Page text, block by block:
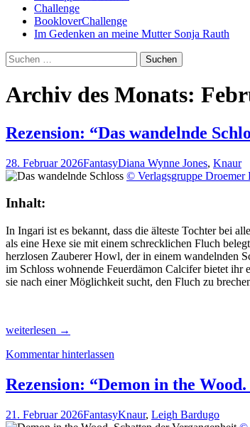
Challenge
BookloverChallenge
Im Gedenken an meine Mutter Sonja Rauth
Suchen
nach:
Archiv des Monats:
Rezension: “Das wandelnde
28. Februar 2026FantasyDiana Wynne Jones, Knaur
© Verlagsgruppe
Inhalt:
In Ingari ist es bekannt, dass die älteste Tochter bei
als eine Hexe sie mit einem schrecklichen Fluch
herzlosen Zauberer Howl, der in einem wandelnden
im Schloss wohnende Feuerdämon Calcifer bietet ihr
sie nach einer Möglichkeit sucht, den Fluch zu
Rezension:
wandelnde
von
Diana
Jones,
weiterlesen →
Kommentar hinterlassen
Rezension: “Demon in the
21. Februar 2026FantasyKnaur, Leigh Bardugo